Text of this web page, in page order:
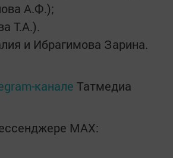
А.Ф.);
Т.А.).
и Ибрагимова Зарина.
канале Татмедиа
MАХ: